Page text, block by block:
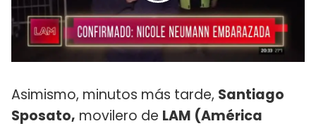
Asimismo, minutos más tarde, Santiago
Sposato, movilero de LAM (América